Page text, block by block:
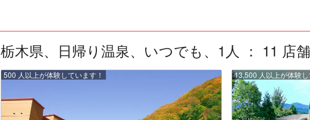
栃木県、日帰り温泉、いつでも、1人 ： 11 店舗
500 人以上が体験しています！ 13,500 人以上が体験し